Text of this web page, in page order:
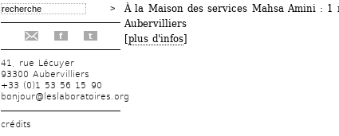
f t
41, rue Lécuyer
93300 Aubervilliers
+33 (0)1 53 56 15 90
bonjour@leslaboratoires.org
crédits
À la Maison des services Mahsa Amini : 1
Aubervilliers
[plus d'infos]